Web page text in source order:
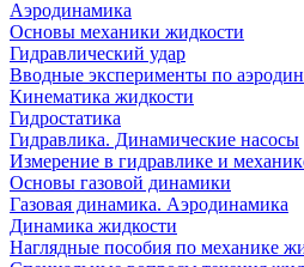
Аэродинамика
Основы механики жидкости
Гидравлический удар
Вводные эксперименты по
Кинематика жидкости
Гидростатика
Гидравлика. Динамические насосы
Измерение в гидравлике и
Основы газовой динамики
Газовая динамика. Аэродинамика
Динамика жидкости
Наглядные пособия по механике